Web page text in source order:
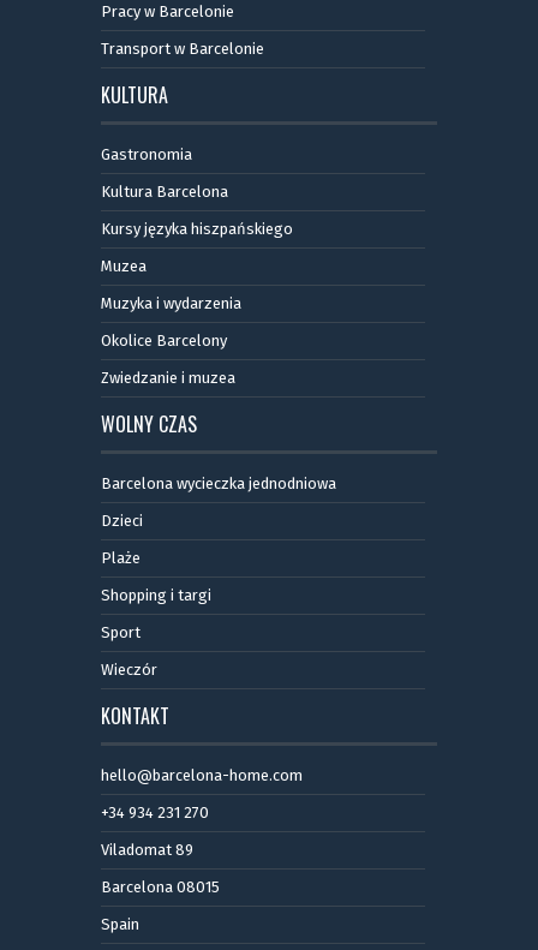
Pracy w Barcelonie
Transport w Barcelonie
KULTURA
Gastronomia
Kultura Barcelona
Kursy języka hiszpańskiego
Muzea
Muzyka i wydarzenia
Okolice Barcelony
Zwiedzanie i muzea
WOLNY CZAS
Barcelona wycieczka jednodniowa
Dzieci
Plaże
Shopping i targi
Sport
Wieczór
KONTAKT
hello@barcelona-home.com
+34 934 231 270
Viladomat 89
Barcelona 08015
Spain